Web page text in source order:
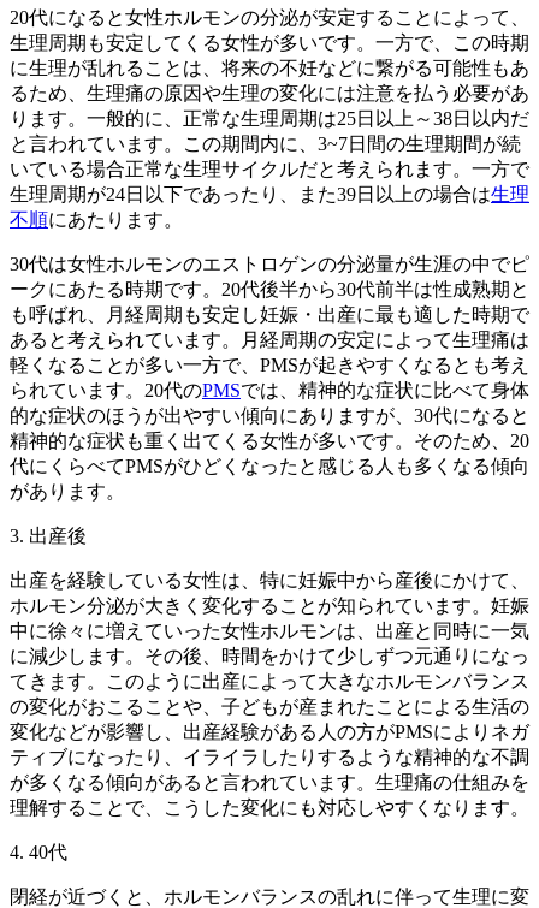
20代になると女性ホルモンの分泌が安定することによって、
生理周期も安定してくる女性が多いです。一方で、この時期
に生理が乱れることは、将来の不妊などに繋がる可能性もあ
るため、生理痛の原因や生理の変化には注意を払う必要があ
ります。一般的に、正常な生理周期は25日以上～38日以内だ
と言われています。この期間内に、3~7日間の生理期間が続
いている場合正常な生理サイクルだと考えられます。一方で
生理周期が24日以下であったり、また39日以上の場合は生理
不順にあたります。
30代は女性ホルモンのエストロゲンの分泌量が生涯の中でピ
ークにあたる時期です。20代後半から30代前半は性成熟期と
も呼ばれ、月経周期も安定し妊娠・出産に最も適した時期で
あると考えられています。月経周期の安定によって生理痛は
軽くなることが多い一方で、PMSが起きやすくなるとも考え
られています。20代のPMSでは、精神的な症状に比べて身体
的な症状のほうが出やすい傾向にありますが、30代になると
精神的な症状も重く出てくる女性が多いです。そのため、20
代にくらべてPMSがひどくなったと感じる人も多くなる傾向
があります。
3. 出産後
出産を経験している女性は、特に妊娠中から産後にかけて、
ホルモン分泌が大きく変化することが知られています。妊娠
中に徐々に増えていった女性ホルモンは、出産と同時に一気
に減少します。その後、時間をかけて少しずつ元通りになっ
てきます。このように出産によって大きなホルモンバランス
の変化がおこることや、子どもが産まれたことによる生活の
変化などが影響し、出産経験がある人の方がPMSによりネガ
ティブになったり、イライラしたりするような精神的な不調
が多くなる傾向があると言われています。生理痛の仕組みを
理解することで、こうした変化にも対応しやすくなります。
4. 40代
閉経が近づくと、ホルモンバランスの乱れに伴って生理に変